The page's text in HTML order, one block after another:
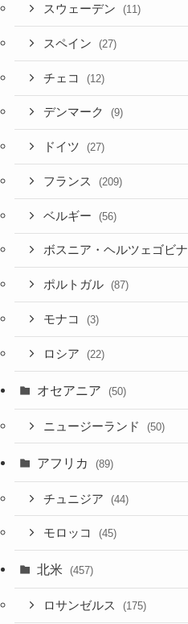
スウェーデン (11)
スペイン (27)
チェコ (12)
デンマーク (9)
ドイツ (27)
フランス (209)
ベルギー (56)
ボスニア・ヘルツェゴビナ
ポルトガル (87)
モナコ (3)
ロシア (22)
オセアニア (50)
ニュージーランド (50)
アフリカ (89)
チュニジア (44)
モロッコ (45)
北米 (457)
ロサンゼルス (175)